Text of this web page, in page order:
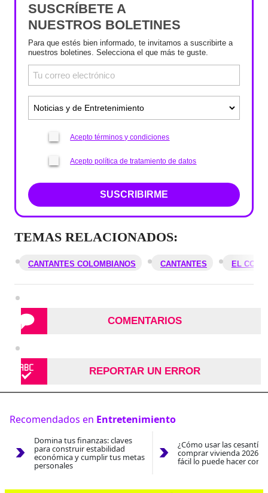
SUSCRÍBETE A
NUESTROS BOLETINES
Para que estés bien informado, te invitamos a suscribirte a
nuestros boletines. Selecciona el que más te guste.
Acepto términos y condiciones
Acepto política de tratamiento de datos
SUSCRIBIRME
TEMAS RELACIONADOS:
CANTANTES COLOMBIANOS CANTANTES EL
COMENTARIOS
REPORTAR UN ERROR
Recomendados en Entretenimiento
Domina tus finanzas: claves
para construir estabilidad
económica y cumplir tus metas
personales
¿Cómo usar las
comprar vivienda 2026?
fácil lo puede hacer con